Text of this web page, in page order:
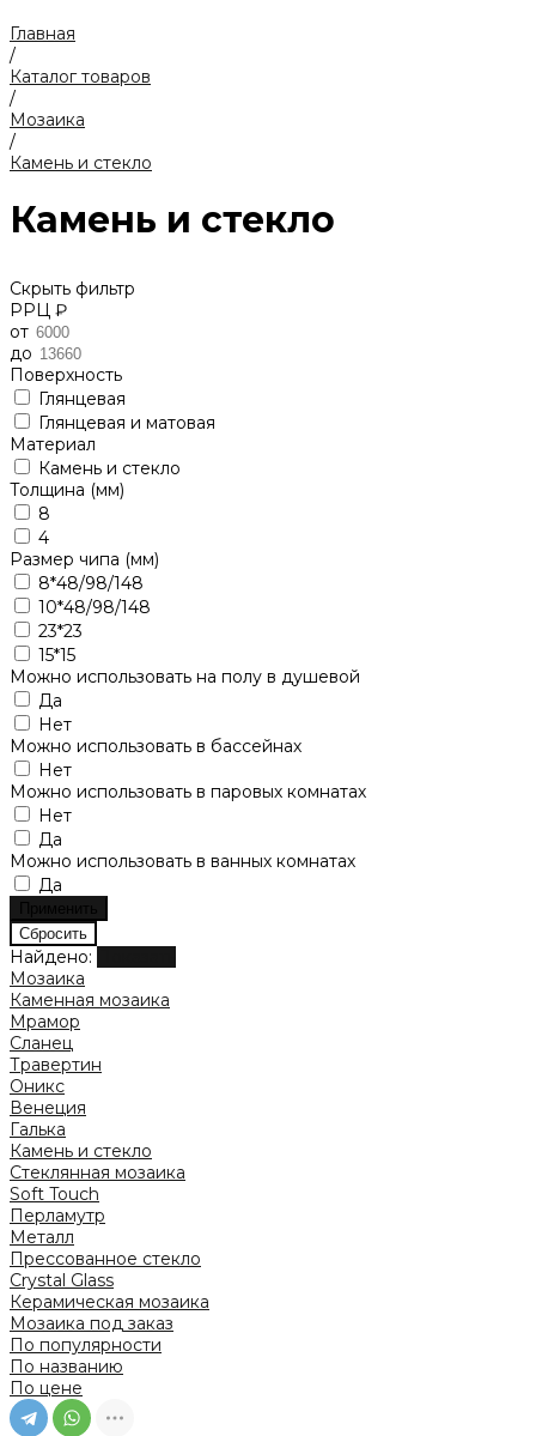
Главная
/
Каталог товаров
/
Мозаика
/
Камень и стекло
Камень и стекло
Скрыть фильтр
РРЦ ₽
от
до
Поверхность
Глянцевая
Глянцевая и матовая
Материал
Камень и стекло
Толщина (мм)
8
4
Размер чипа (мм)
8*48/98/148
10*48/98/148
23*23
15*15
Можно использовать на полу в душевой
Да
Нет
Можно использовать в бассейнах
Нет
Можно использовать в паровых комнатах
Нет
Да
Можно использовать в ванных комнатах
Да
Найдено:
Мозаика
Каменная мозаика
Мрамор
Сланец
Травертин
Оникс
Венеция
Галька
Камень и стекло
Стеклянная мозаика
Soft Touch
Перламутр
Металл
Прессованное стекло
Crystal Glass
Керамическая мозаика
Мозаика под заказ
По популярности
По названию
По цене